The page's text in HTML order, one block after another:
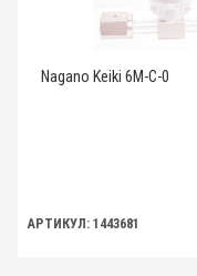
Nagano Keiki 6M-C-0
АРТИКУЛ: 1443681